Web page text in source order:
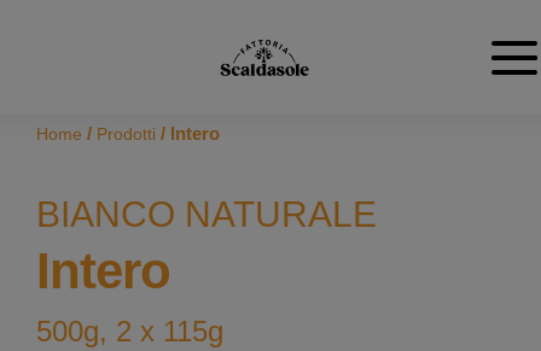
Home / Prodotti / Intero
BIANCO NATURALE
Intero
500g, 2 x 115g